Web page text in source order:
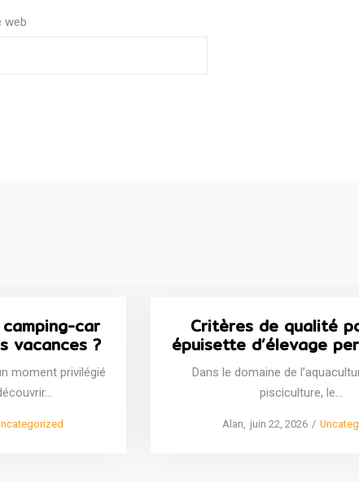
web
car
vacances ?
moment privilégié
Critères de qualité
épuisette d’élevage
Dans le domaine de
pisciculture, le…
byAlan
Posted
juin 22, 2026
Posted